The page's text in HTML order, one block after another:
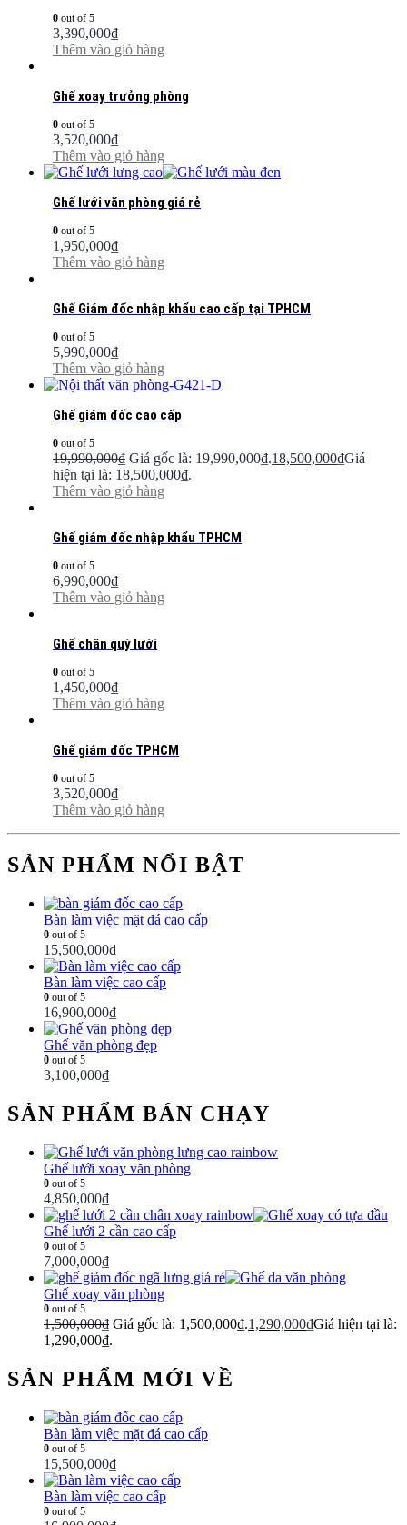
0 out of 5
3,390,000₫
Thêm vào giỏ hàng
Ghế xoay trưởng phòng
0 out of 5
3,520,000₫
Thêm vào giỏ hàng
Ghế lưới văn phòng giá rẻ
0 out of 5
1,950,000₫
Thêm vào giỏ hàng
Ghế Giám đốc nhập khẩu cao cấp tại TPHCM
0 out of 5
5,990,000₫
Thêm vào giỏ hàng
Ghế giám đốc cao cấp
0 out of 5
19,990,000₫ Giá gốc là: 19,990,000₫.18,500,000₫Giá
hiện tại là: 18,500,000₫.
Thêm vào giỏ hàng
Ghế giám đốc nhập khẩu TPHCM
0 out of 5
6,990,000₫
Thêm vào giỏ hàng
Ghế chân quỳ lưới
0 out of 5
1,450,000₫
Thêm vào giỏ hàng
Ghế giám đốc TPHCM
0 out of 5
3,520,000₫
Thêm vào giỏ hàng
SẢN PHẨM NỔI BẬT
Bàn làm việc mặt đá cao cấp
0 out of 5
15,500,000₫
Bàn làm việc cao cấp
0 out of 5
16,900,000₫
Ghế văn phòng đẹp
0 out of 5
3,100,000₫
SẢN PHẨM BÁN CHẠY
Ghế lưới xoay văn phòng
0 out of 5
4,850,000₫
Ghế lưới 2 cần cao cấp
0 out of 5
7,000,000₫
Ghế xoay văn phòng
0 out of 5
1,500,000₫ Giá gốc là: 1,500,000₫.1,290,000₫Giá hiện tại là:
1,290,000₫.
SẢN PHẨM MỚI VỀ
Bàn làm việc mặt đá cao cấp
0 out of 5
15,500,000₫
Bàn làm việc cao cấp
0 out of 5